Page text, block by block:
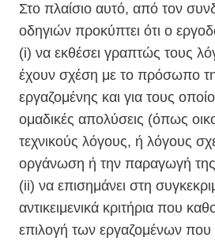
Στο πλαίσιο αυτό, από τον
οδηγιών προκύπτει ότι ο
(i) να εκθέσει γραπτώς τους
έχουν σχέση με το πρόσωπο
εργαζομένης και για τους
ομαδικές απολύσεις (όπως
τεχνικούς λόγους, ή λόγους
οργάνωση ή την παραγωγή της
(ii) να επισημάνει στη
αντικειμενικά κριτήρια που
επιλογή των εργαζομένων